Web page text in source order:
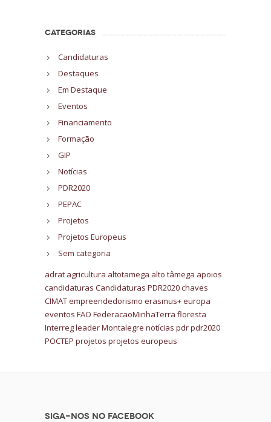
CATEGORIAS
Candidaturas
Destaques
Em Destaque
Eventos
Financiamento
Formação
GIP
Notícias
PDR2020
PEPAC
Projetos
Projetos Europeus
Sem categoria
adrat agricultura altotamega alto tâmega apoios
candidaturas Candidaturas PDR2020chaves
CIMATempreendedorismo erasmus+europa
eventos FAO FederacaoMinhaTerra floresta
InterregleaderMontalegre notícias pdrpdr2020
POCTEP projetos projetos europeus
Siga-nos no Facebook